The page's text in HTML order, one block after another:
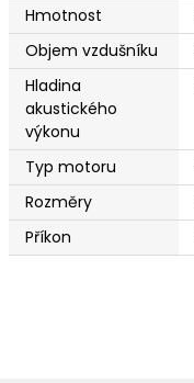
Hmotnost
Objem vzdušníku
Hladina
akustického
výkonu
Typ motoru
Rozměry
Příkon